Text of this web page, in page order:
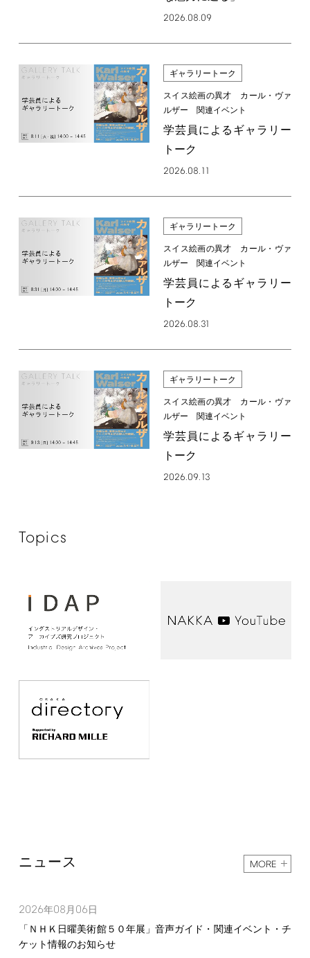
2026.08.09
ギャラリートーク
スイス絵画の異才 カール・ヴァ
ルザー 関連イベント
学芸員によるギャラリー
トーク
2026.08.11
ギャラリートーク
スイス絵画の異才 カール・ヴァ
ルザー 関連イベント
学芸員によるギャラリー
トーク
2026.08.31
ギャラリートーク
スイス絵画の異才 カール・ヴァ
ルザー 関連イベント
学芸員によるギャラリー
トーク
2026.09.13
Topics
ニュース MORE
2026年08月 06日
「ＮＨＫ日曜美術館５０年展」音声ガイド・関連イベント・チ
ケット情報のお知らせ